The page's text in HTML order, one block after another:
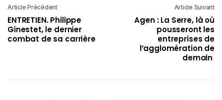
Article Précédent
ENTRETIEN. Philippe
Ginestet, le dernier
combat de sa carrière
Article Suivant
Agen : La Serre, là où
pousseront les
entreprises de
l’agglomération de
demain